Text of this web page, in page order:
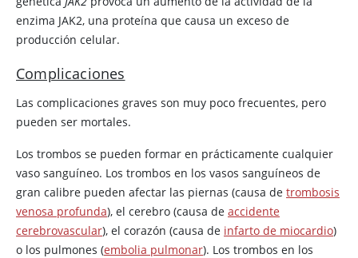
enzima JAK2, una proteína que causa un exceso de
producción celular.
Complicaciones
Las complicaciones graves son muy poco frecuentes, pero
pueden ser mortales.
Los trombos se pueden formar en prácticamente cualquier
vaso sanguíneo. Los trombos en los vasos sanguíneos de
gran calibre pueden afectar las piernas (causa de trombosis
venosa profunda), el cerebro (causa de accidente
cerebrovascular), el corazón (causa de infarto de miocardio)
o los pulmones (embolia pulmonar). Los trombos en los